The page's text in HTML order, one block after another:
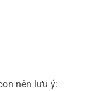
nên lưu ý: